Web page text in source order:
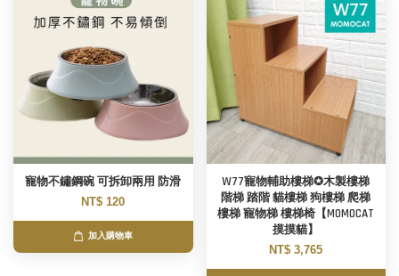
寵物不鏽鋼碗 可拆卸兩用 防滑
NT$ 120
加入購物車
W77寵物輔助樓梯✪木製樓梯
階梯 踏階 貓樓梯 狗樓梯 爬梯
樓梯 寵物梯 樓梯椅【MOMOCAT
摸摸貓】
NT$ 3,765